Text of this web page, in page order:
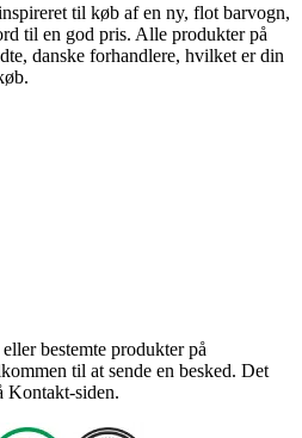
til køb af en ny, flot barvogn,
til en god pris. Alle produkter på
danske forhandlere, hvilket er din
bestemte produkter på
til at sende en besked. Det
Kontakt-siden.